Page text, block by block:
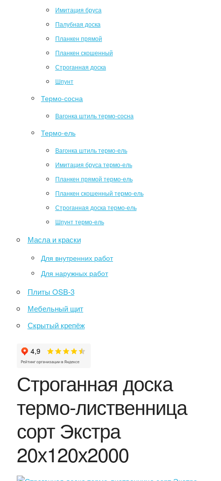
Имитация бруса
Палубная доска
Планкен прямой
Планкен скошенный
Строганная доска
Шпунт
Термо-сосна
Вагонка штиль термо-сосна
Термо-ель
Вагонка штиль термо-ель
Имитация бруса термо-ель
Планкен прямой термо-ель
Планкен скошенный термо-ель
Строганная доска термо-ель
Шпунт термо-ель
Масла и краски
Для внутренних работ
Для наружных работ
Плиты OSB-3
Мебельный щит
Скрытый крепёж
Строганная доска
термо-лиственница
сорт Экстра
20х120х2000